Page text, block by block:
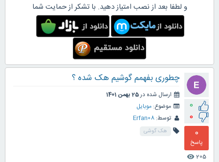
و لطفا بعد از نصب امتیاز دهید. با تشکر از حمایت شما
0
0
0
پاسخ
205
visibility
چطوری بفهمم گوشیم هک شده ؟
ارسال شده در25 بهمن 1401
موضوع: موبایل
توسط: Erfan08
هک گوشی